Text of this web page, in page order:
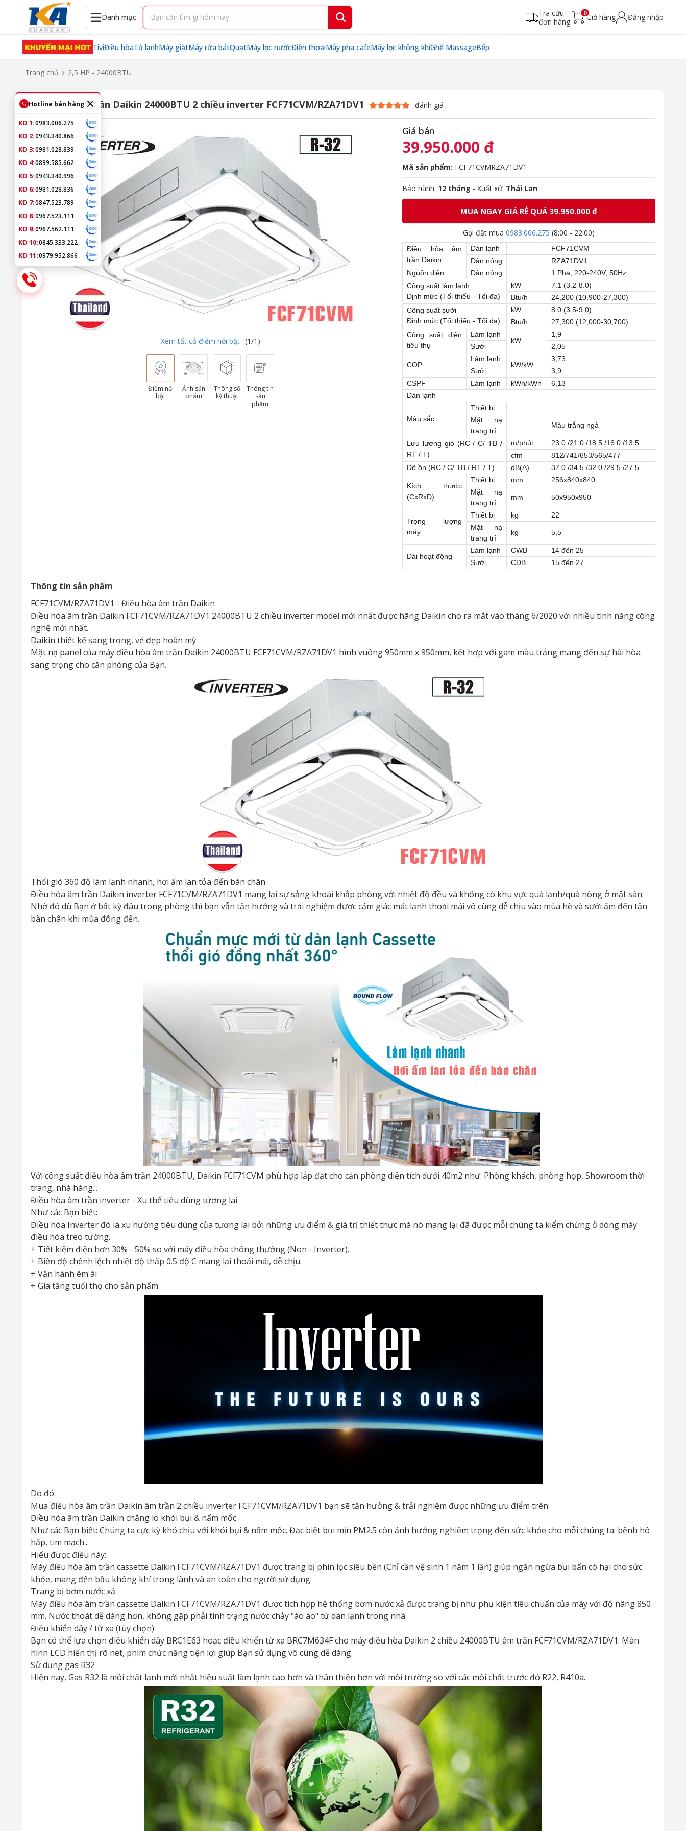
Danh mục
Tra cứu
đơn hàng
0Giỏ hàng Đăng nhập
TiviĐiều hòaTủ lạnhMáy giặtMáy rửa bátQuạtMáy lọc nướcĐiện thoạiMáy pha cafeMáy lọc không khíGhế MassageBếp
Trang chủ 2,5 HP - 24000BTU
Điều hòa âm trần Daikin 24000BTU 2 chiều inverter FCF71CVM/RZA71DV1 đánh giá
Xem tất cả điểm nổi bật (1/1)
Điểm nổi
bật
Ảnh sản
phẩm
Thông số
kỹ thuật
Thông tin
sản
phẩm
Giá bán
39.950.000 đ
Mã sản phẩm: FCF71CVMRZA71DV1
Bảo hành: 12 tháng - Xuất xứ: Thái Lan
MUA NGAY GIÁ RẺ QUÁ 39.950.000 đ
Gọi đặt mua 0983.006.275 (8:00 - 22:00)
Điều hòa âm
trần Daikin
Dàn lạnh
FCF71CVM
Dàn nóng
RZA71DV1
Nguồn điện
Dàn nóng
1 Pha, 220-240V, 50Hz
Công suất làm lạnh
Định mức (Tối thiểu - Tối đa)
kW
7.1 (3.2-8.0)
Btu/h
24,200 (10,900-27,300)
Công suất sưởi
Định mức (Tối thiểu - Tối đa)
kW
8.0 (3.5-9.0)
Btu/h
27,300 (12,000-30,700)
Công suất điện
tiêu thụ
Làm lạnh
kW
1,9
Sưởi
2,05
COP
Làm lạnh
kW/kW
3,73
Sưởi
3,9
CSPF
Làm lạnh kWh/kWh
6,13
Dàn lạnh
Màu sắc
Thiết bị
Mặt nạ
trang trí
Màu trắng ngà
Lưu lượng gió (RC / C/ TB /
RT / T)
m/phút
23.0 /21.0 /18.5 /16.0 /13.5
cfm
812/741/653/565/477
Độ ồn (RC / C/ TB / RT / T)
dB(A) 37.0 /34.5 /32.0 /29.5 /27.5
Kích thước
(CxRxD)
Thiết bị mm
256x840x840
Mặt nạ
trang trí
mm 50x950x950
Trọng lượng
máy
Thiết bị kg
22
Mặt nạ
trang trí
kg 5,5
Dải hoạt động
Làm lạnh CWB
14 đến 25
Sưởi
CDB 15 đến 27
Thông tin sản phẩm
FCF71CVM/RZA71DV1 - Điều hòa âm trần Daikin
Điều hòa âm trần Daikin FCF71CVM/RZA71DV1 24000BTU 2 chiều inverter model mới nhất được hãng Daikin cho ra mắt vào tháng 6/2020 với nhiều tính năng công
nghệ mới nhất.
Daikin thiết kế sang trọng, vẻ đẹp hoàn mỹ
Mặt nạ panel của máy điều hòa âm trần Daikin 24000BTU FCF71CVM/RZA71DV1 hình vuông 950mm x 950mm, kết hợp với gam màu trắng mang đến sự hài hòa
sang trọng cho căn phòng của Bạn.
Thổi gió 360 độ làm lạnh nhanh, hơi ấm lan tỏa đến bàn chân
Điều hòa âm trần Daikin inverter FCF71CVM/RZA71DV1 mang lại sự sảng khoái khắp phòng với nhiệt độ đều và không có khu vực quá lạnh/quá nóng ở mặt sàn.
Nhờ đó dù Bạn ở bất kỳ đâu trong phòng thì bạn vẫn tận hưởng và trải nghiệm được cảm giác mát lạnh thoải mái vô cùng dễ chịu vào mùa hè và sưởi ấm đến tận
bàn chân khi mùa đông đến.
Với công suất điều hòa âm trần 24000BTU, Daikin FCF71CVM phù hợp lắp đặt cho căn phòng diện tích dưới 40m2 như: Phòng khách, phòng họp, Showroom thời
trang, nhà hàng...
Điều hòa âm trần inverter - Xu thế tiêu dùng tương lai
Như các Bạn biết:
Điều hòa Inverter đó là xu hướng tiêu dùng của tương lai bởi những ưu điểm & giá trị thiết thực mà nó mang lại đã được mỗi chúng ta kiểm chứng ở dòng máy
điều hòa treo tường.
+ Tiết kiệm điện hơn 30% - 50% so với máy điều hòa thông thường (Non - Inverter).
+ Biên độ chênh lệch nhiệt độ thấp 0.5 độ C mang lại thoải mái, dễ chịu.
+ Vận hành êm ái
+ Gia tăng tuổi thọ cho sản phẩm.
Do đó:
Mua điều hòa âm trần Daikin âm trần 2 chiều inverter FCF71CVM/RZA71DV1 bạn sẽ tận hưởng & trải nghiệm được những ưu điểm trên
Điều hòa âm trần Daikin chẳng lo khói bụi & nấm mốc
Như các Bạn biết: Chúng ta cực kỳ khó chịu với khói bụi & nấm mốc. Đặc biệt bụi mịn PM2.5 còn ảnh hưởng nghiêm trọng đến sức khỏe cho mỗi chúng ta: bệnh hô
hấp, tim mạch...
Hiểu được điều này:
Máy điều hòa âm trần cassette Daikin FCF71CVM/RZA71DV1 được trang bị phin lọc siêu bền (Chỉ cần vệ sinh 1 năm 1 lần) giúp ngăn ngừa bụi bẩn có hại cho sức
khỏe, mang đến bầu không khí trong lành và an toàn cho người sử dụng.
Trang bị bơm nước xả
Máy điều hòa âm trần cassette Daikin FCF71CVM/RZA71DV1 được tích hợp hệ thống bơm nước xả được trang bị như phụ kiện tiêu chuẩn của máy với độ nâng 850
mm. Nước thoát dễ dàng hơn, không gặp phải tình trạng nước chảy "ào ào" từ dàn lạnh trong nhà.
Điều khiển dây / từ xa (tùy chọn)
Bạn có thể lựa chọn điều khiển dây BRC1E63 hoặc điều khiển từ xa BRC7M634F cho máy điều hòa Daikin 2 chiều 24000BTU âm trần FCF71CVM/RZA71DV1. Màn
hình LCD hiển thị rõ nét, phím chức năng tiện lợi giúp Bạn sử dụng vô cùng dễ dàng.
Sử dụng gas R32
Hiện nay, Gas R32 là môi chất lạnh mới nhất hiệu suất làm lạnh cao hơn và thân thiện hơn với môi trường so với các môi chất trước đó R22, R410a.
Hotline bán hàng
KD 1:0983.006.275
KD 2:0943.340.866
KD 3:0981.028.839
KD 4:0899.585.662
KD 5:0943.340.996
KD 6:0981.028.836
KD 7:0847.523.789
KD 8:0967.523.111
KD 9:0967.562.111
KD 10:0845.333.222
KD 11:0979.952.866